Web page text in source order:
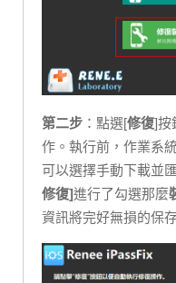
第二步 ：點選[修復]按
作。執行前，作業系
可以選擇手動下載並
修復]進行了勾選那麼
資訊將完好無損的保